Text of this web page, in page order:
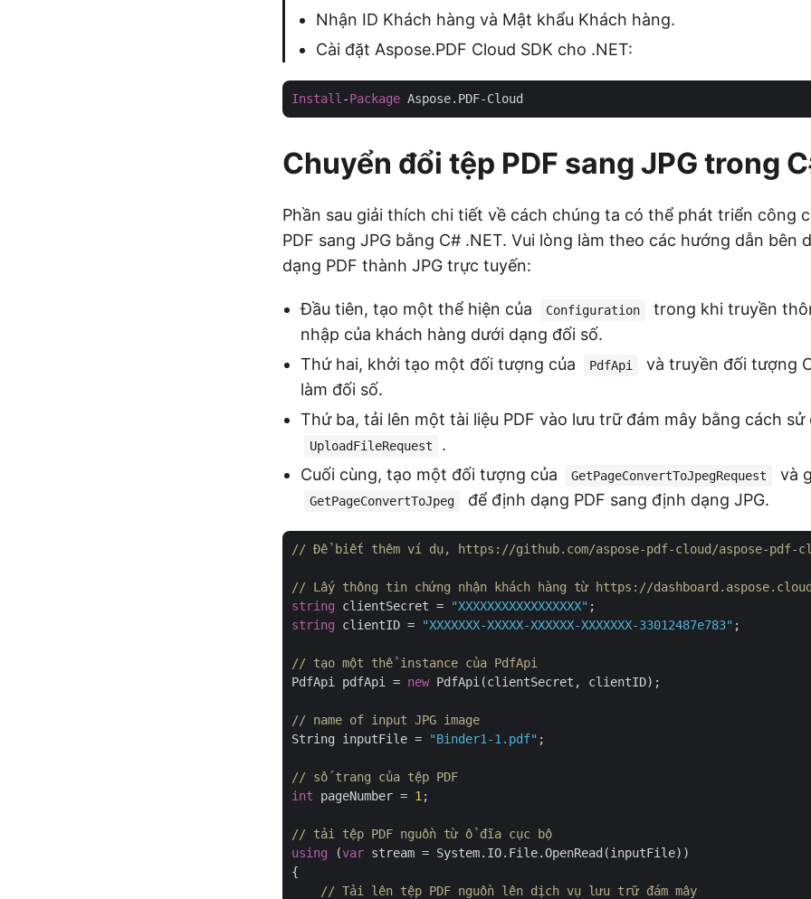
Nhận ID Khách hàng và Mật khẩu Khách hàng.
Cài đặt Aspose.PDF Cloud SDK cho .NET:
Install -Package
Chuyển đổi tệp PDF sang JPG trong
Phần sau giải thích chi tiết về cách chúng ta có thể phát triển công
PDF sang JPG bằng C# .NET. Vui lòng làm theo các hướng dẫn bên
dạng PDF thành JPG trực tuyến:
Đầu tiên, tạo một thể hiện của Configuration
trong khi truyền
nhập của khách hàng dưới dạng đối số.
Thứ hai, khởi tạo một đối tượng của
PdfApi
và truyền đối tượng
làm đối số.
Thứ ba, tải lên một tài liệu PDF vào lưu trữ đám mây bằng cách sử
UploadFileRequest
.
Cuối cùng, tạo một đối tượng của
GetPageConvertToJpegRequest và
GetPageConvertToJpeg để định dạng PDF sang định dạng JPG.
// Để biết thêm ví dụ, https://github.com/aspose-pdf-cloud/aspose-pdf-
// Lấy thông tin chứng nhận khách hàng từ https://
string clientSecret = "XXXXXXXXXXXXXXXXX"
string clientID = "XXXXXXX-XXXXX-XXXXXX-XXXXXXX-33012487e783" ;
// tạo một thể instance của PdfApi
PdfApi pdfApi = new PdfApi(clientSecret, clientID);
// name of input JPG image
String inputFile =
"Binder1-1.pdf" ;
// số trang của tệp PDF
int pageNumber = 1 ;
// tải tệp PDF nguồn từ ổ đĩa cục bộ
using (var stream = System.IO.File.OpenRead(inputFile))
{
// Tải lên tệp PDF nguồn lên dịch vụ lưu trữ đám mây